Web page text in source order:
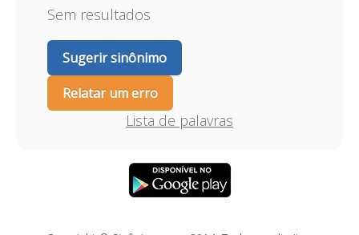
Sem resultados
Sugerir sinônimo
Relatar um erro
Lista de palavras